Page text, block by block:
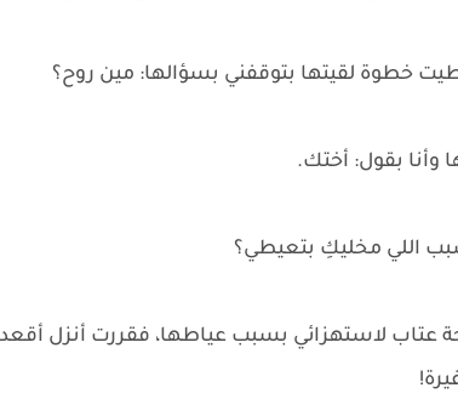
خطوة لقيتها بتوقفني بسؤالها: مين روح؟
وأنا بقول: أختك.
اللي مخليكِ بتعيطي؟
عتاب لاستهزائي بسبب عياطها، فقررت أنزل